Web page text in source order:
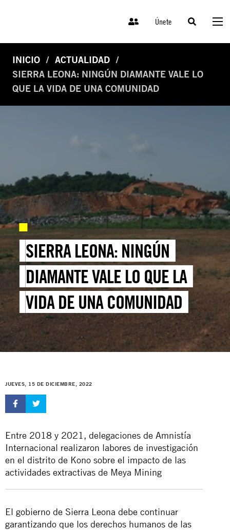
Únete
INICIO
ACTUALIDAD
SIERRA LEONA: NINGÚN DIAMANTE VALE LO
QUE LA VIDA DE UNA COMUNIDAD
SIERRA LEONA: NINGÚN
DIAMANTE VALE LO QUE LA
VIDA DE UNA COMUNIDAD
JUEVES, 15 DE DICIEMBRE, 2022
Entre 2018 y 2021, delegaciones de Amnistía
Internacional realizaron labores de investigación
en el distrito de Kono sobre el impacto de las
actividades extractivas de Meya Mining
El gobierno de Sierra Leona debe continuar
garantizando que los derechos humanos de las